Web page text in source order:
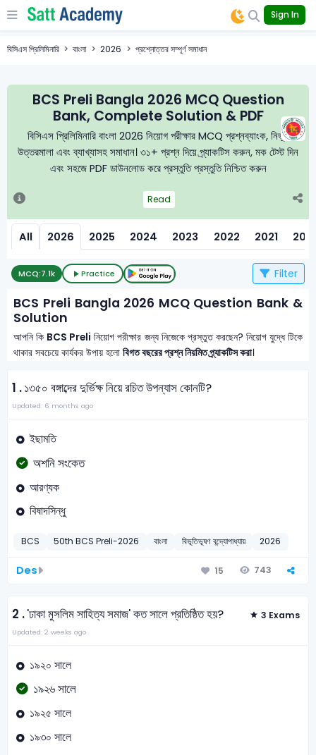
Sign In
বিসিএস প্রিলিমিনারি বাংলা 2026 প্রশ্নোত্তর সম্পূর্ণ সমাধান
BCS Preli Bangla 2026 MCQ Question
Bank, Complete Solution & PDF
বিসিএস প্রিলিমিনারি বাংলা 2026 নিয়োগ পরীক্ষার MCQ প্রশ্নব্যাংক, নির্ভুল
উত্তরমালা এবং ব্যাখ্যাসহ সমাধান। ৩১+ প্রশ্ন দিয়ে প্র্যাকটিস করুন, মক টেস্ট দিন
এবং সহজে PDF ডাউনলোড করে প্রস্তুতি প্রস্তুতি নিশ্চিত করুন
Read
All 2026 2025 2024 2023 2022 2021 2019
MCQ:7.1k Practice Filter
BCS Preli Bangla 2026 MCQ Question Bank &
Solution
আপনি কি BCS Preli নিয়োগ পরীক্ষার জন্য নিজেকে প্রস্তুত করছেন? নিয়োগ যুদ্ধে টিকে
থাকার সবচেয়ে কার্যকর উপায় হলোবিগত বছরের প্রশ্ন নিয়মিত প্র্যাকটিস করা।
1 .১৩৫০ বঙ্গাব্দের দুর্ভিক্ষ নিয়ে রচিত উপন্যাস কোনটি?
Updated: 6 months ago
ইছামতি
অশনি সংকেত
আরণ্যক
বিষাদসিন্ধু
BCS 50th BCS Preli-2026 বাংলা বিভূতিভূষণ বন্দ্যোপাধ্যায় 2026
Des 15 743
2 .'ঢাকা মুসলিম সাহিত্য সমাজ' কত সালে প্রতিষ্ঠিত হয়? 3 Exams
Updated: 2 weeks ago
১৯২০ সালে
১৯২৬ সালে
১৯২৫ সালে
১৯৩০ সালে